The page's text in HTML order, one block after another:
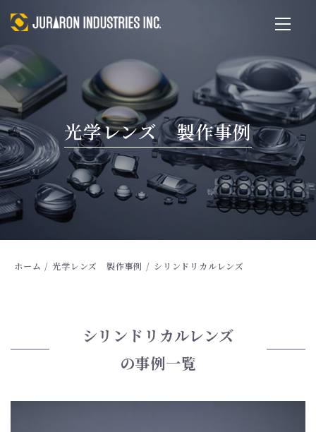
光学レンズ 製作事例
ホーム / 光学レンズ 製作事例 / シリンドリカルレンズ
シリンドリカルレンズ
の事例一覧